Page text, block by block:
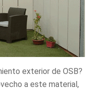
exterior de OSB?
a este material,